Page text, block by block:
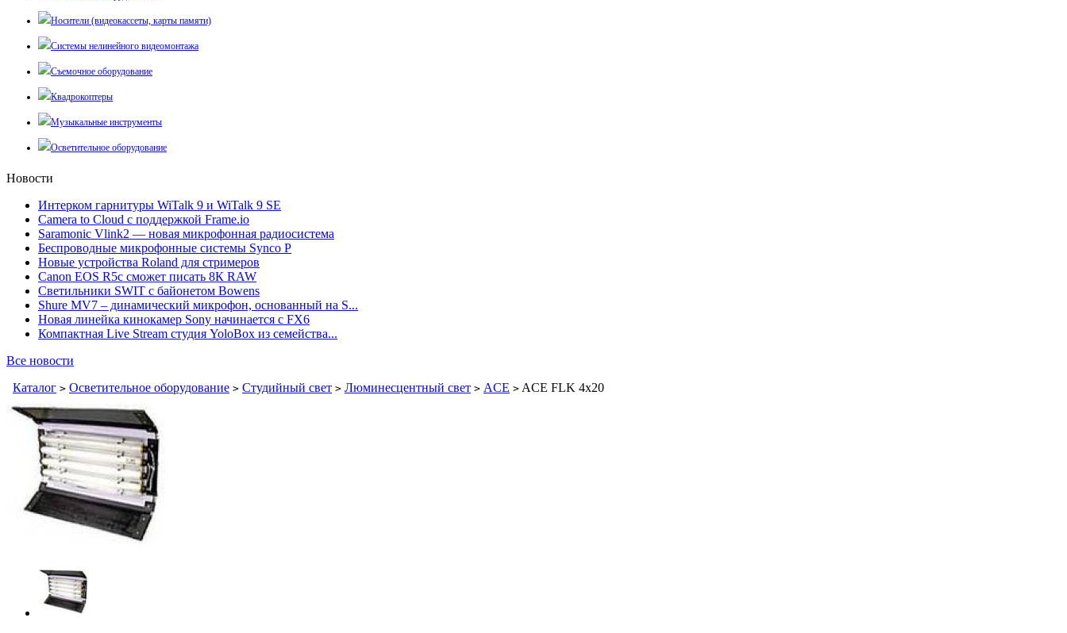
Носители (видеокассеты, карты памяти)
Системы нелинейного видеомонтажа
Съемочное оборудование
Квадрокоптеры
Музыкальные инструменты
Осветительное оборудование
Новости
Интерком гарнитуры WiTalk 9 и WiTalk 9 SE
Camera to Cloud с поддержкой Frame.io
Saramonic Vlink2 — новая микрофонная радиосистема
Беспроводные микрофонные системы Synco P
Новые устройства Roland для стримеров
Canon EOS R5c сможет писать 8К RAW
Светильники SWIT с байонетом Bowens
Shure MV7 – динамический микрофон, основанный на S...
Новая линейка кинокамер Sony начинается с FX6
Компактная Live Stream студия YoloBox из семейства...
Все новости
Каталог > Осветительное оборудование > Студийный свет > Люминесцентный свет > ACE > ACE FLK 4x20